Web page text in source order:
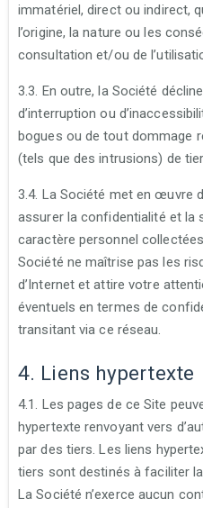
immatériel, direct ou indirect,
l’origine, la nature ou les
consultation et/ou de
3.3. En outre, la Société
d’interruption ou
bogues ou de tout dommage
(tels que des intrusions) de
3.4. La Société met en œuvre
assurer la confidentialité et la
caractère personnel
Société ne maîtrise pas les
d’Internet et attire votre
éventuels en termes de
transitant via ce réseau.
4. Liens hypertexte
4.1. Les pages de ce Site
hypertexte renvoyant vers
par des tiers. Les liens
tiers sont destinés à faciliter
La Société n’exerce aucun